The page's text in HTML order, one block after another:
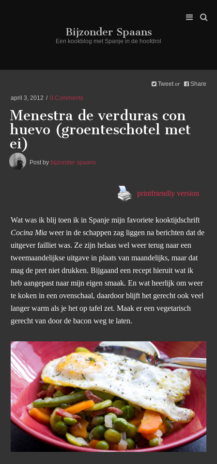
Bijzonder Spaans
Een kookblog met Spanje in de hoofdrol
Tweet or Share
april 3, 2012 0 Comments
Menestra de verduras con
huevo (groenteschotel met
ei)
Post by bijzonder spaans
printfriendly version
Wat was ik blij toen ik in Spanje mijn favoriete kooktijdschrift
Cocina Mia weer in de schappen zag liggen na berichten dat de
uitgever failliet was. Ze zijn helaas wel weer terug naar een
tweemaandelijkse uitgave in plaats van maandelijks, maar dat
mag de pret niet drukken. Bijgaand een recept hieruit wat ik
heb aangepast naar mijn eigen smaak. En wat heerlijk om weer
te koken in een ovenschaal, daardoor blijft het gerecht ook veel
langer warm als je het op tafel zet. Maak er een vegetarisch
gerecht van door de bacon weg te laten.